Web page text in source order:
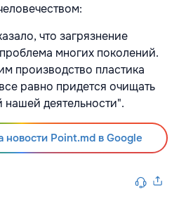
что загрязнение
многих поколений.
производство пластика
равно придется очищать
нашей деятельности".
новости Point.md в Google